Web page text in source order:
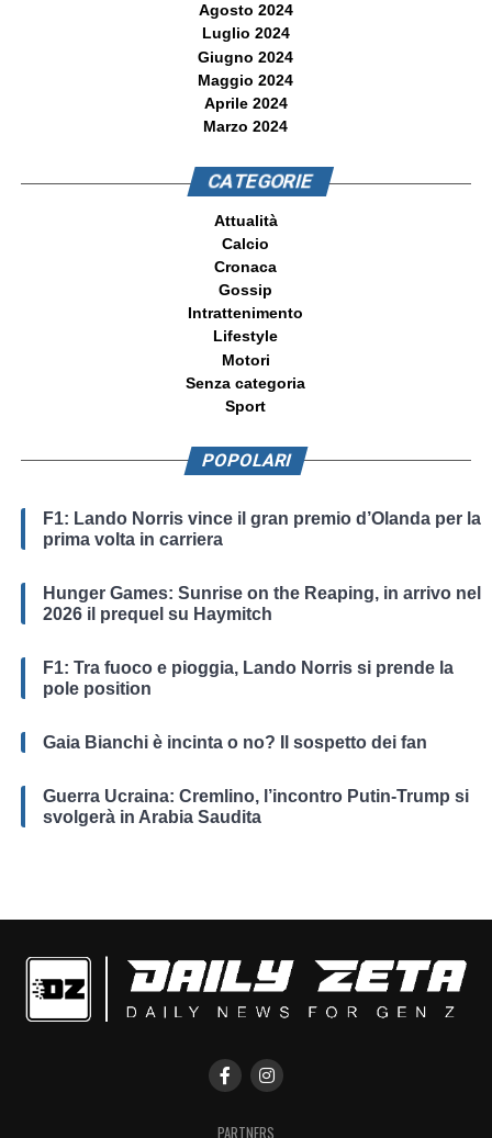
Agosto 2024
Luglio 2024
Giugno 2024
Maggio 2024
Aprile 2024
Marzo 2024
CATEGORIE
Attualità
Calcio
Cronaca
Gossip
Intrattenimento
Lifestyle
Motori
Senza categoria
Sport
POPOLARI
F1: Lando Norris vince il gran premio d’Olanda per la
prima volta in carriera
Hunger Games: Sunrise on the Reaping, in arrivo nel
2026 il prequel su Haymitch
F1: Tra fuoco e pioggia, Lando Norris si prende la
pole position
Gaia Bianchi è incinta o no? Il sospetto dei fan
Guerra Ucraina: Cremlino, l’incontro Putin-Trump si
svolgerà in Arabia Saudita
PARTNERS